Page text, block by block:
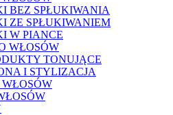
BEZ SPŁUKIWANIA
ZE SPŁUKIWANIEM
W PIANCE
WŁOSÓW
TONUJĄCE
I STYLIZACJA